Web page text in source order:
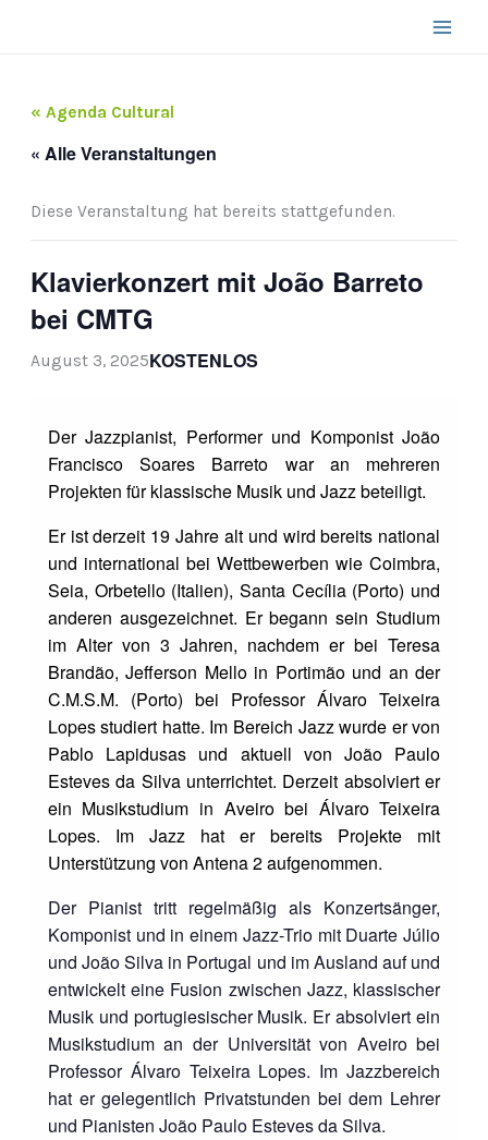
« Agenda Cultural
« Alle Veranstaltungen
Diese Veranstaltung hat bereits stattgefunden.
Klavierkonzert mit João Barreto
bei CMTG
August 3, 2025KOSTENLOS
Der Jazzpianist, Performer und Komponist João
Francisco Soares Barreto war an mehreren
Projekten für klassische Musik und Jazz beteiligt.
Er ist derzeit 19 Jahre alt und wird bereits national
und international bei Wettbewerben wie Coimbra,
Seia, Orbetello (Italien), Santa Cecília (Porto) und
anderen ausgezeichnet. Er begann sein Studium
im Alter von 3 Jahren, nachdem er bei Teresa
Brandão, Jefferson Mello in Portimão und an der
C.M.S.M. (Porto) bei Professor Álvaro Teixeira
Lopes studiert hatte. Im Bereich Jazz wurde er von
Pablo Lapidusas und aktuell von João Paulo
Esteves da Silva unterrichtet. Derzeit absolviert er
ein Musikstudium in Aveiro bei Álvaro Teixeira
Lopes. Im Jazz hat er bereits Projekte mit
Unterstützung von Antena 2 aufgenommen.
Der Pianist tritt regelmäßig als Konzertsänger,
Komponist und in einem Jazz-Trio mit Duarte Júlio
und João Silva in Portugal und im Ausland auf und
entwickelt eine Fusion zwischen Jazz, klassischer
Musik und portugiesischer Musik. Er absolviert ein
Musikstudium an der Universität von Aveiro bei
Professor Álvaro Teixeira Lopes. Im Jazzbereich
hat er gelegentlich Privatstunden bei dem Lehrer
und Pianisten João Paulo Esteves da Silva.